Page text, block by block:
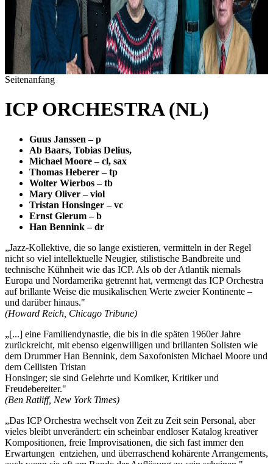
Seitenanfang
ICP ORCHESTRA (NL)
Guus Janssen – p
Ab Baars, Tobias Delius,
Michael Moore – cl, sax
Thomas Heberer – tp
Wolter Wierbos – tb
Mary Oliver – viol
Tristan Honsinger – vc
Ernst Glerum – b
Han Bennink – dr
„Jazz-Kollektive, die so lange existieren, vermitteln in der Regel
nicht so viel intellektuelle Neugier, stilistische Bandbreite und
technische Kühnheit wie das ICP. Als ob der Atlantik niemals
Europa und Nordamerika getrennt hat, vermengt das ICP Orchestra
auf brillante Weise die musikalischen Werte zweier Kontinente –
und darüber hinaus."
(Howard Reich, Chicago Tribune)
„[...] eine Familiendynastie, die bis in die späten 1960er Jahre
zurückreicht, mit ebenso eigenwilligen und brillanten Solisten wie
dem Drummer Han Bennink, dem Saxofonisten Michael Moore und
dem Cellisten Tristan
Honsinger; sie sind Gelehrte und Komiker, Kritiker und
Freudebereiter."
(Ben Ratliff, New York Times)
„Das ICP Orchestra wechselt von Zeit zu Zeit sein Personal, aber
vieles bleibt unverändert: ein scheinbar endloser Katalog kreativer
Kompositionen, freie Improvisationen, die sich fast immer den
Erwartungen entziehen, und überraschend kohärente Arrangements,